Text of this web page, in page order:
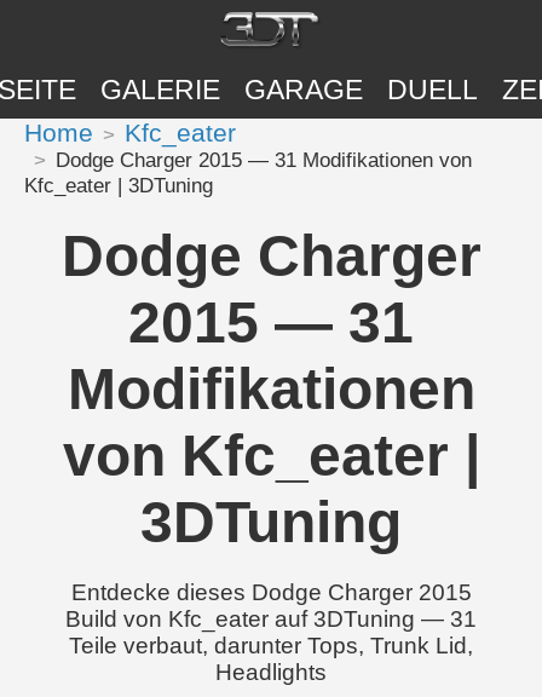
GALERIE GARAGE DUELL
Home Kfc_eater
Dodge Charger 2015 — 31 Modifikationen von
Kfc_eater | 3DTuning
Dodge Charger
2015 — 31
Modifikationen
von Kfc_eater |
3DTuning
Entdecke dieses Dodge Charger 2015
Build von Kfc_eater auf 3DTuning — 31
Teile verbaut, darunter Tops, Trunk Lid,
Headlights